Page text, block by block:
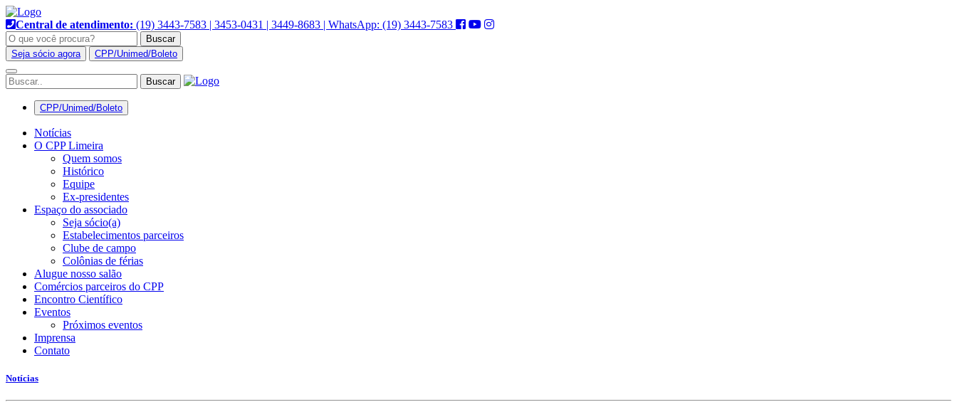
Pular
para
o
conteúdo
Central de atendimento: (19) 3443-7583 | 3453-0431 | 3449-8683 | WhatsApp: (19) 3443-7583
Buscar
Seja sócio agora
CPP/Unimed/Boleto
Alternar
navegação
CPP/Unimed/Boleto
Notícias
O CPP Limeira
Quem somos
Histórico
Equipe
Ex-presidentes
Espaço do associado
Seja sócio(a)
Estabelecimentos parceiros
Clube de campo
Colônias de férias
Alugue nosso salão
Comércios parceiros do CPP
Encontro Científico
Eventos
Próximos eventos
Imprensa
Contato
Notícias